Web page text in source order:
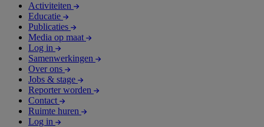
Activiteiten
Educatie
Publicaties
Media op maat
Log in
Samenwerkingen
Over ons
Jobs & stage
Reporter worden
Contact
Ruimte huren
Log in